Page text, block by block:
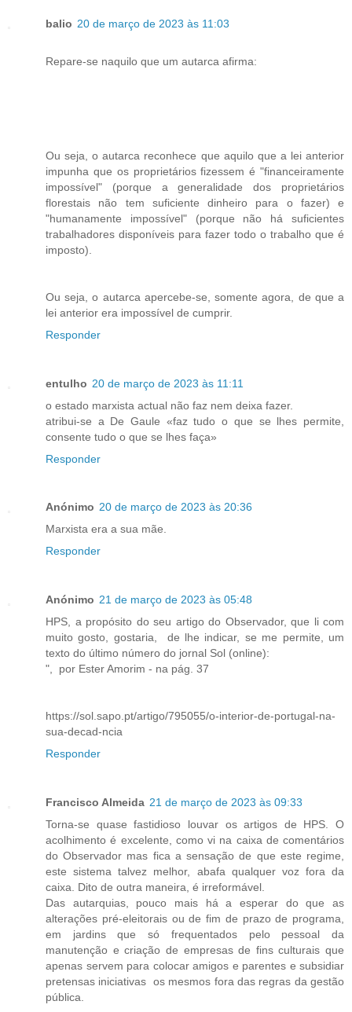
balio 20 de março de 2023 às 11:03
Repare-se naquilo que um autarca afirma:
Ou seja, o autarca reconhece que aquilo que a lei anterior
impunha que os proprietários fizessem é "financeiramente
impossível" (porque a generalidade dos proprietários
florestais não tem suficiente dinheiro para o fazer) e
"humanamente impossível" (porque não há suficientes
trabalhadores disponíveis para fazer todo o trabalho que é
imposto).
Ou seja, o autarca apercebe-se, somente agora, de que a
lei anterior era impossível de cumprir.
Responder
entulho 20 de março de 2023 às 11:11
o estado marxista actual não faz nem deixa fazer.
atribui-se a De Gaule «faz tudo o que se lhes permite,
consente tudo o que se lhes faça»
Responder
Anónimo 20 de março de 2023 às 20:36
Marxista era a sua mãe.
Responder
Anónimo 21 de março de 2023 às 05:48
HPS, a propósito do seu artigo do Observador, que li com
muito gosto, gostaria, de lhe indicar, se me permite, um
texto do último número do jornal Sol (online):
", por Ester Amorim - na pág. 37
https://sol.sapo.pt/artigo/795055/o-interior-de-portugal-na-
sua-decad-ncia
Responder
Francisco Almeida 21 de março de 2023 às 09:33
Torna-se quase fastidioso louvar os artigos de HPS. O
acolhimento é excelente, como vi na caixa de comentários
do Observador mas fica a sensação de que este regime,
este sistema talvez melhor, abafa qualquer voz fora da
caixa. Dito de outra maneira, é irreformável.
Das autarquias, pouco mais há a esperar do que as
alterações pré-eleitorais ou de fim de prazo de programa,
em jardins que só frequentados pelo pessoal da
manutenção e criação de empresas de fins culturais que
apenas servem para colocar amigos e parentes e subsidiar
pretensas iniciativas os mesmos fora das regras da gestão
pública.